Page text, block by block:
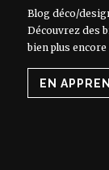
Blog déco/
Découvrez des
bien plus encore
EN